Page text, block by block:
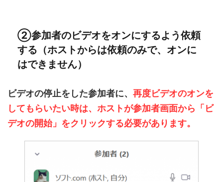
②参加者のビデオをオンにするよう依頼
する（ホストからは依頼のみで、オンに
はできません）
ビデオの停止をした参加者に、 再度ビデオのオンを
してもらいたい時は、ホストが参加者画面から「ビ
デオの開始」をクリックする必要があります。